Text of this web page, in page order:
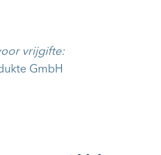
vrijgifte:
GmbH